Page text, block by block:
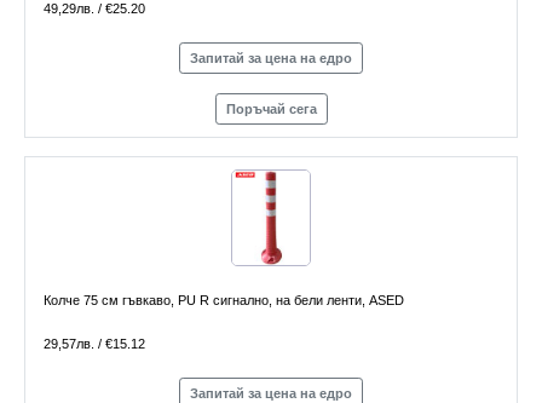
49,29лв. / €25.20
Запитай за цена на едро
Поръчай сега
Колче 75 см гъвкаво, PU R сигнално, на бели ленти, ASED
29,57лв. / €15.12
Запитай за цена на едро